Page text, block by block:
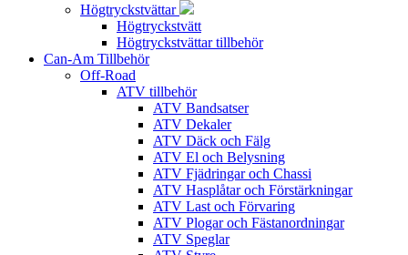
Högtryckstvättar
Högtryckstvätt
Högtryckstvättar tillbehör
Can-Am Tillbehör
Off-Road
ATV tillbehör
ATV Bandsatser
ATV Dekaler
ATV Däck och Fälg
ATV El och Belysning
ATV Fjädringar och Chassi
ATV Hasplåtar och Förstärkningar
ATV Last och Förvaring
ATV Plogar och Fästanordningar
ATV Speglar